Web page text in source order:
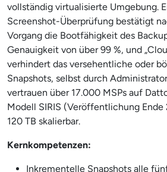
vollständig virtualisierte Umgebung.
Screenshot-Überprüfung bestätigt
Vorgang die Bootfähigkeit des
Genauigkeit von über 99 %, und
verhindert das versehentliche oder
Snapshots, selbst durch
vertrauen über 17.000 MSPs auf
Modell SIRIS (Veröffentlichung Ende
120 TB skalierbar.
Kernkompetenzen:
Inkrementelle Snapshots alle